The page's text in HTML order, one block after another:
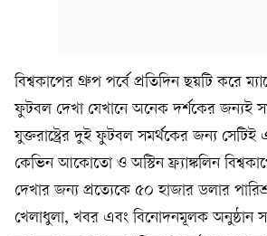
বিশ্বকাপের গ্রুপ পর্বে প্রতিদিন ছয়টি করে
ফুটবল দেখা যেখানে অনেক দর্শকের জন্যই
যুক্তরাষ্ট্রের দুই ফুটবল সমর্থকের জন্য সেটিই
কেভিন আকোতো ও অস্টিন ফ্র্যাঙ্কলিন
দেখার জন্য প্রত্যেকে ৫০ হাজার ডলার
খেলাধুলা, খবর এবং বিনোদনমূলক অনুষ্ঠান